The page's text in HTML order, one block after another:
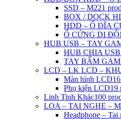
SSD – M221
BOX / DOCK
HDD – Ổ ĐĨA
Ổ CỨNG DI
HUB USB – TAY
HUB CHIA USB
TAY BẤM
LCD – LK LCD –
Màn hình LCD
Phụ kiện LCD19
Linh Tinh Khác100
LOA – TAI NGHE –
Headphone – Tai